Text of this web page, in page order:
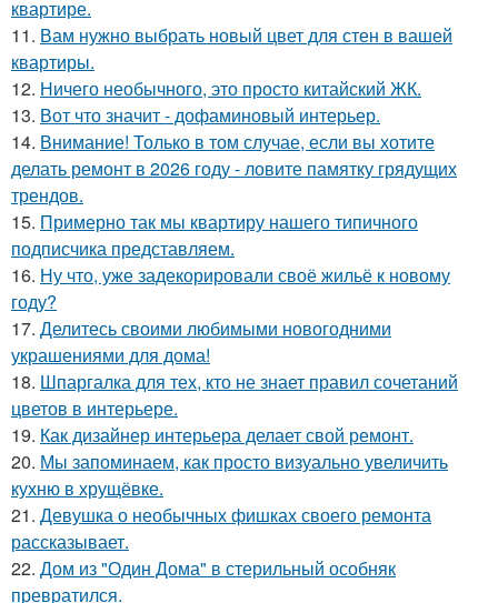
квартире.
11. Вам нужно выбрать новый цвет для стен в вашей
квартиры.
12. Ничего необычного, это просто китайский ЖК.
13. Вот что значит - дофаминовый интерьер.
14. Внимание! Только в том случае, если вы хотите
делать ремонт в 2026 году - ловите памятку грядущих
трендов.
15. Примерно так мы квартиру нашего типичного
подписчика представляем.
16. Ну что, уже задекорировали своё жильё к новому
году?
17. Делитесь своими любимыми новогодними
украшениями для дома!
18. Шпаргалка для тех, кто не знает правил сочетаний
цветов в интерьере.
19. Как дизайнер интерьера делает свой ремонт.
20. Мы запоминаем, как просто визуально увеличить
кухню в хрущёвке.
21. Девушка о необычных фишках своего ремонта
рассказывает.
22. Дом из "Один Дома" в стерильный особняк
превратился.